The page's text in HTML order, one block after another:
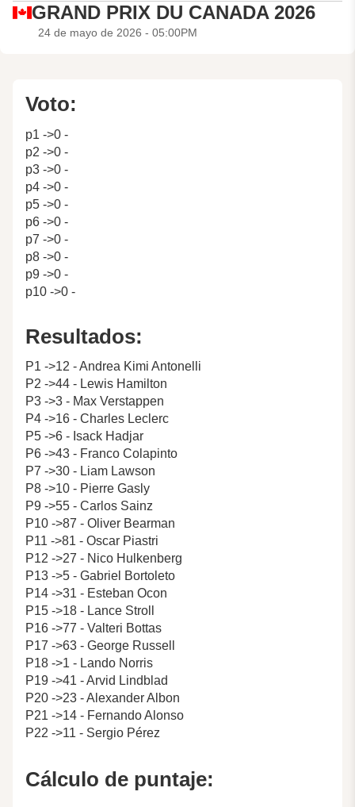
GRAND PRIX DU CANADA 2026
24 de mayo de 2026 - 05:00PM
Voto:
p1 ->0 -
p2 ->0 -
p3 ->0 -
p4 ->0 -
p5 ->0 -
p6 ->0 -
p7 ->0 -
p8 ->0 -
p9 ->0 -
p10 ->0 -
Resultados:
P1 ->12 - Andrea Kimi Antonelli
P2 ->44 - Lewis Hamilton
P3 ->3 - Max Verstappen
P4 ->16 - Charles Leclerc
P5 ->6 - Isack Hadjar
P6 ->43 - Franco Colapinto
P7 ->30 - Liam Lawson
P8 ->10 - Pierre Gasly
P9 ->55 - Carlos Sainz
P10 ->87 - Oliver Bearman
P11 ->81 - Oscar Piastri
P12 ->27 - Nico Hulkenberg
P13 ->5 - Gabriel Bortoleto
P14 ->31 - Esteban Ocon
P15 ->18 - Lance Stroll
P16 ->77 - Valteri Bottas
P17 ->63 - George Russell
P18 ->1 - Lando Norris
P19 ->41 - Arvid Lindblad
P20 ->23 - Alexander Albon
P21 ->14 - Fernando Alonso
P22 ->11 - Sergio Pérez
Cálculo de puntaje: